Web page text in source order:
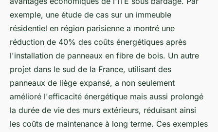
exemple, une étude de cas sur un immeuble
résidentiel en région parisienne a montré une
réduction de 40% des coûts énergétiques après
l'installation de panneaux en fibre de bois. Un autre
projet dans le sud de la France, utilisant des
panneaux de liège expansé, a non seulement
amélioré l'efficacité énergétique mais aussi prolongé
la durée de vie des murs extérieurs, réduisant ainsi
les coûts de maintenance à long terme. Ces exemples